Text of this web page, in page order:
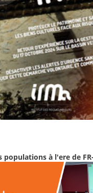
populations à l'ere de